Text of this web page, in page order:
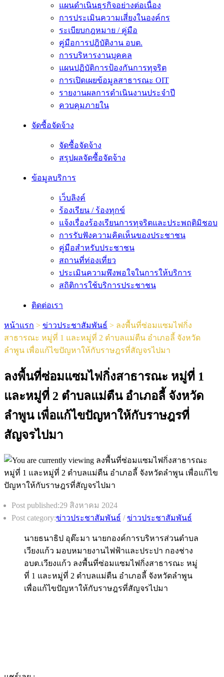
แผนดำเนินธุรกิจอย่างต่อเนื่อง
การประเมินความเสี่ยงในองค์กร
ระเบียบกฎหมาย / คู่มือ
คู่มือการปฎิบัติงาน อบต.
การบริหารงานบุคคล
แผนปฏิบัติการป้องกันการทุจริต
การเปิดเผยข้อมูลสาธารณะ OIT
รายงานผลการดำเนินงานประจำปี
ควบคุมภายใน
จัดซื้อจัดจ้าง
จัดซื้อจัดจ้าง
สรุปผลจัดซื้อจัดจ้าง
ข้อมูลบริการ
เว็บลิงค์
ร้องเรียน / ร้องทุกข์
แจ้งเรื่องร้องเรียนการทุจริตและประพฤติมิชอบ
การรับฟังความคิดเห็นของประชาชน
คู่มือสำหรับประชาชน
สถานที่ท่องเที่ยว
ประเมินความพึงพอใจในการให้บริการ
สถิติการใช้บริการประชาชน
ติดต่อเรา
หน้าแรก > ข่าวประชาสัมพันธ์ > ลงพื้นที่ซ่อมแซมไฟกิ่ง
สาธารณะ หมู่ที่ 1 และหมู่ที่ 2 ตำบลแม่ตืน อำเภอลี้ จังหวัด
ลำพูน เพื่อแก้ไขปัญหาให้กับราษฎรที่สัญจรไปมา
ลงพื้นที่ซ่อมแซมไฟกิ่งสาธารณะ หมู่ที่ 1
และหมู่ที่ 2 ตำบลแม่ตืน อำเภอลี้ จังหวัด
ลำพูน เพื่อแก้ไขปัญหาให้กับราษฎรที่
สัญจรไปมา
Post published:29 สิงหาคม 2024
Post category:ข่าวประชาสัมพันธ์ / ข่าวประชาสัมพันธ์
นายธนาธิป อุต๊ะมา นายกองค์การบริหารส่วนตำบล
เวียงแก้ว มอบหมายงานไฟฟ้าและประปา กองช่าง
อบต.เวียงแก้ว ลงพื้นที่ซ่อมแซมไฟกิ่งสาธารณะ หมู่
ที่ 1 และหมู่ที่ 2 ตำบลแม่ตืน อำเภอลี้ จังหวัดลำพูน
เพื่อแก้ไขปัญหาให้กับราษฎรที่สัญจรไปมา